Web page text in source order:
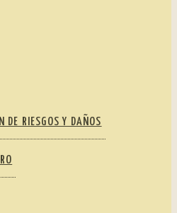
DE RIESGOS Y DAÑOS